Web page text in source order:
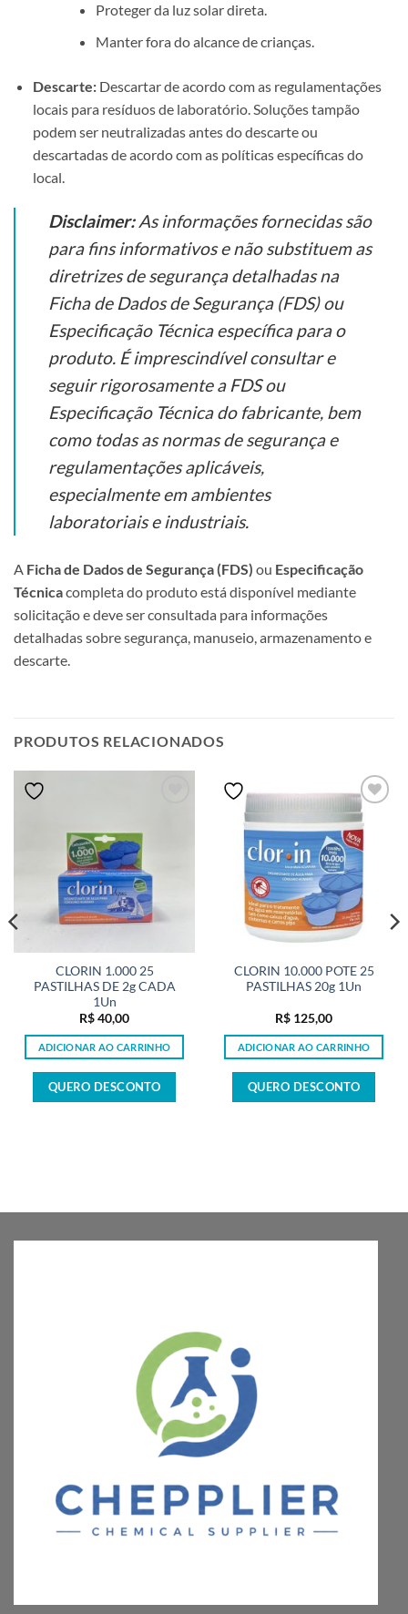
Proteger da luz solar direta.
Manter fora do alcance de crianças.
Descarte:Descartar de acordo com as regulamentações
locais para resíduos de laboratório. Soluções tampão
podem ser neutralizadas antes do descarte ou
descartadas de acordo com as políticas específicas do
local.
Disclaimer:As informações fornecidas são
para fins informativos e não substituem as
diretrizes de segurança detalhadas na
Ficha de Dados de Segurança (FDS) ou
Especificação Técnica específica para o
produto. É imprescindível consultar e
seguir rigorosamente a FDS ou
Especificação Técnica do fabricante, bem
como todas as normas de segurança e
regulamentações aplicáveis,
especialmente em ambientes
laboratoriais e industriais.
A Ficha de Dados de Segurança (FDS) ou Especificação
Técnicacompleta do produto está disponível mediante
solicitação e deve ser consultada para informações
detalhadas sobre segurança, manuseio, armazenamento e
descarte.
PRODUTOS RELACIONADOS
CLORIN 1.000 25
PASTILHAS DE 2g CADA
1Un
R$40,00
ADICIONAR AO CARRINHO
QUERO DESCONTO
CLORIN 10.000 POTE 25
PASTILHAS 20g 1Un
R$ 125,00
ADICIONAR AO CARRINHO
QUERO DESCONTO